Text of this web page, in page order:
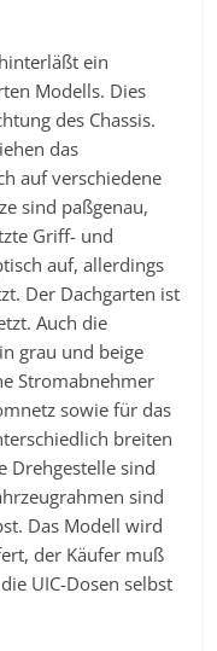
ein
Modells. Dies
des Chassis.
das
auf verschiedene
sind paßgenau,
Griff- und
auf, allerdings
Der Dachgarten ist
Auch die
grau und beige
Stromabnehmer
sowie für das
breiten
Drehgestelle sind
sind
Das Modell wird
der Käufer muß
UIC-Dosen selbst